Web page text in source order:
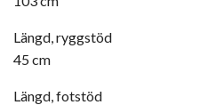
Längd, ryggstöd
45 cm
Längd, fotstöd